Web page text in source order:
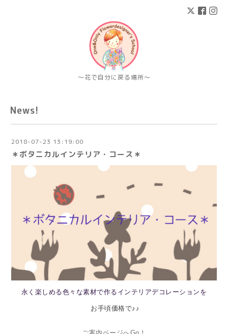
〜花で自分に戻る場所〜
News!
2018-07-23 13:19:00
＊ボタニカルインテリア・コース＊
永く楽しめる色々な素材で作るインテリアデコレーションを
お手頃価格で♪♪